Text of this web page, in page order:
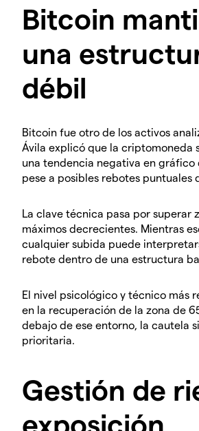
Bitcoin
una
débil
Bitcoin fue otro de los activos
Ávila explicó que la criptomoneda
una tendencia negativa en gráfico
pese a posibles rebotes puntuales
La clave técnica pasa por superar
máximos decrecientes. Mientras
cualquier subida puede
rebote dentro de una estructura
El nivel psicológico y técnico más
en la recuperación de la zona de
debajo de ese entorno, la cautela
prioritaria.
Gestión de
exposición